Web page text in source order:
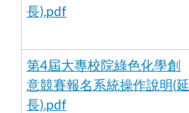
長).pdf
第4屆大專校院綠色化學創
意競賽報名系統操作說明(延
長).pdf